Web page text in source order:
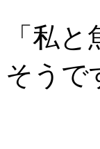
「私
そうで